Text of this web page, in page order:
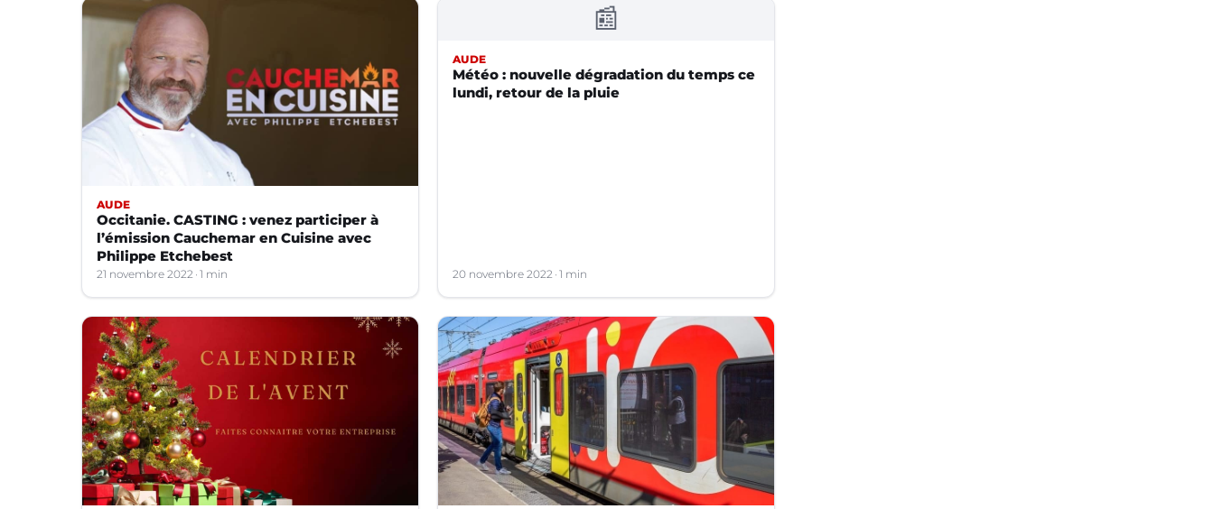
AUDE
Occitanie. CASTING : venez participer à
l’émission Cauchemar en Cuisine avec
Philippe Etchebest
21 novembre 2022 1 min
📰
AUDE
Météo : nouvelle dégradation du temps ce
lundi, retour de la pluie
20 novembre 2022 1 min